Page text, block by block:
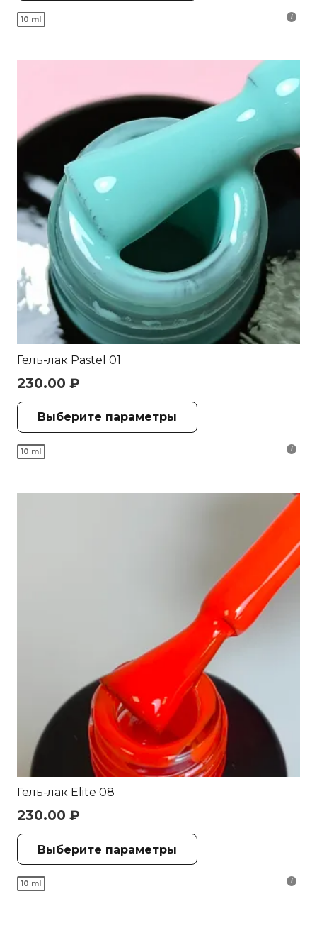
можно
выбрать
странице
товара.
10 ml
Гель-лак Pastel 01
230.00 ₽
Выберите параметры
выбрать
странице
товара.
10 ml
Гель-лак Elite 08
230.00 ₽
Выберите параметры
10 ml